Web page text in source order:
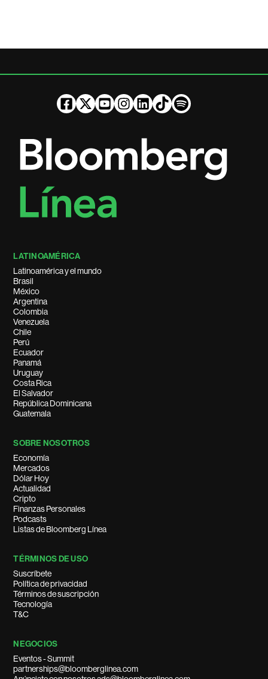
LATINOAMÉRICA
Latinoamérica y el mundo
Brasil
México
Argentina
Colombia
Venezuela
Chile
Perú
Ecuador
Panamá
Uruguay
Costa Rica
El Salvador
República Dominicana
Guatemala
SOBRE NOSOTROS
Economía
Mercados
Dólar Hoy
Actualidad
Cripto
Finanzas Personales
Podcasts
Listas de Bloomberg Línea
TÉRMINOS DE USO
Suscríbete
Política de privacidad
Términos de suscripción
Tecnología
T&C
NEGOCIOS
Eventos - Summit
partnerships@bloomberglinea.com